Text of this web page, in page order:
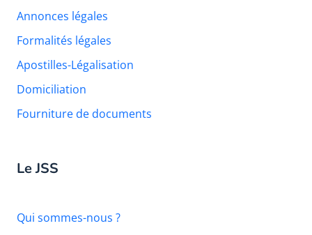
Annonces légales
Formalités légales
Apostilles-Légalisation
Domiciliation
Fourniture de documents
Le JSS
Qui sommes-nous ?